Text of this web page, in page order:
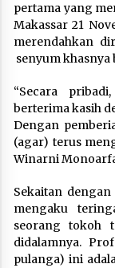
pertama yang
Makassar 21
merendahkan
senyum khasnya
“Secara
berterima kasih
Dengan
(agar) terus
Winarni
Sekaitan
mengaku
seorang tokoh
didalamnya.
pulanga) ini